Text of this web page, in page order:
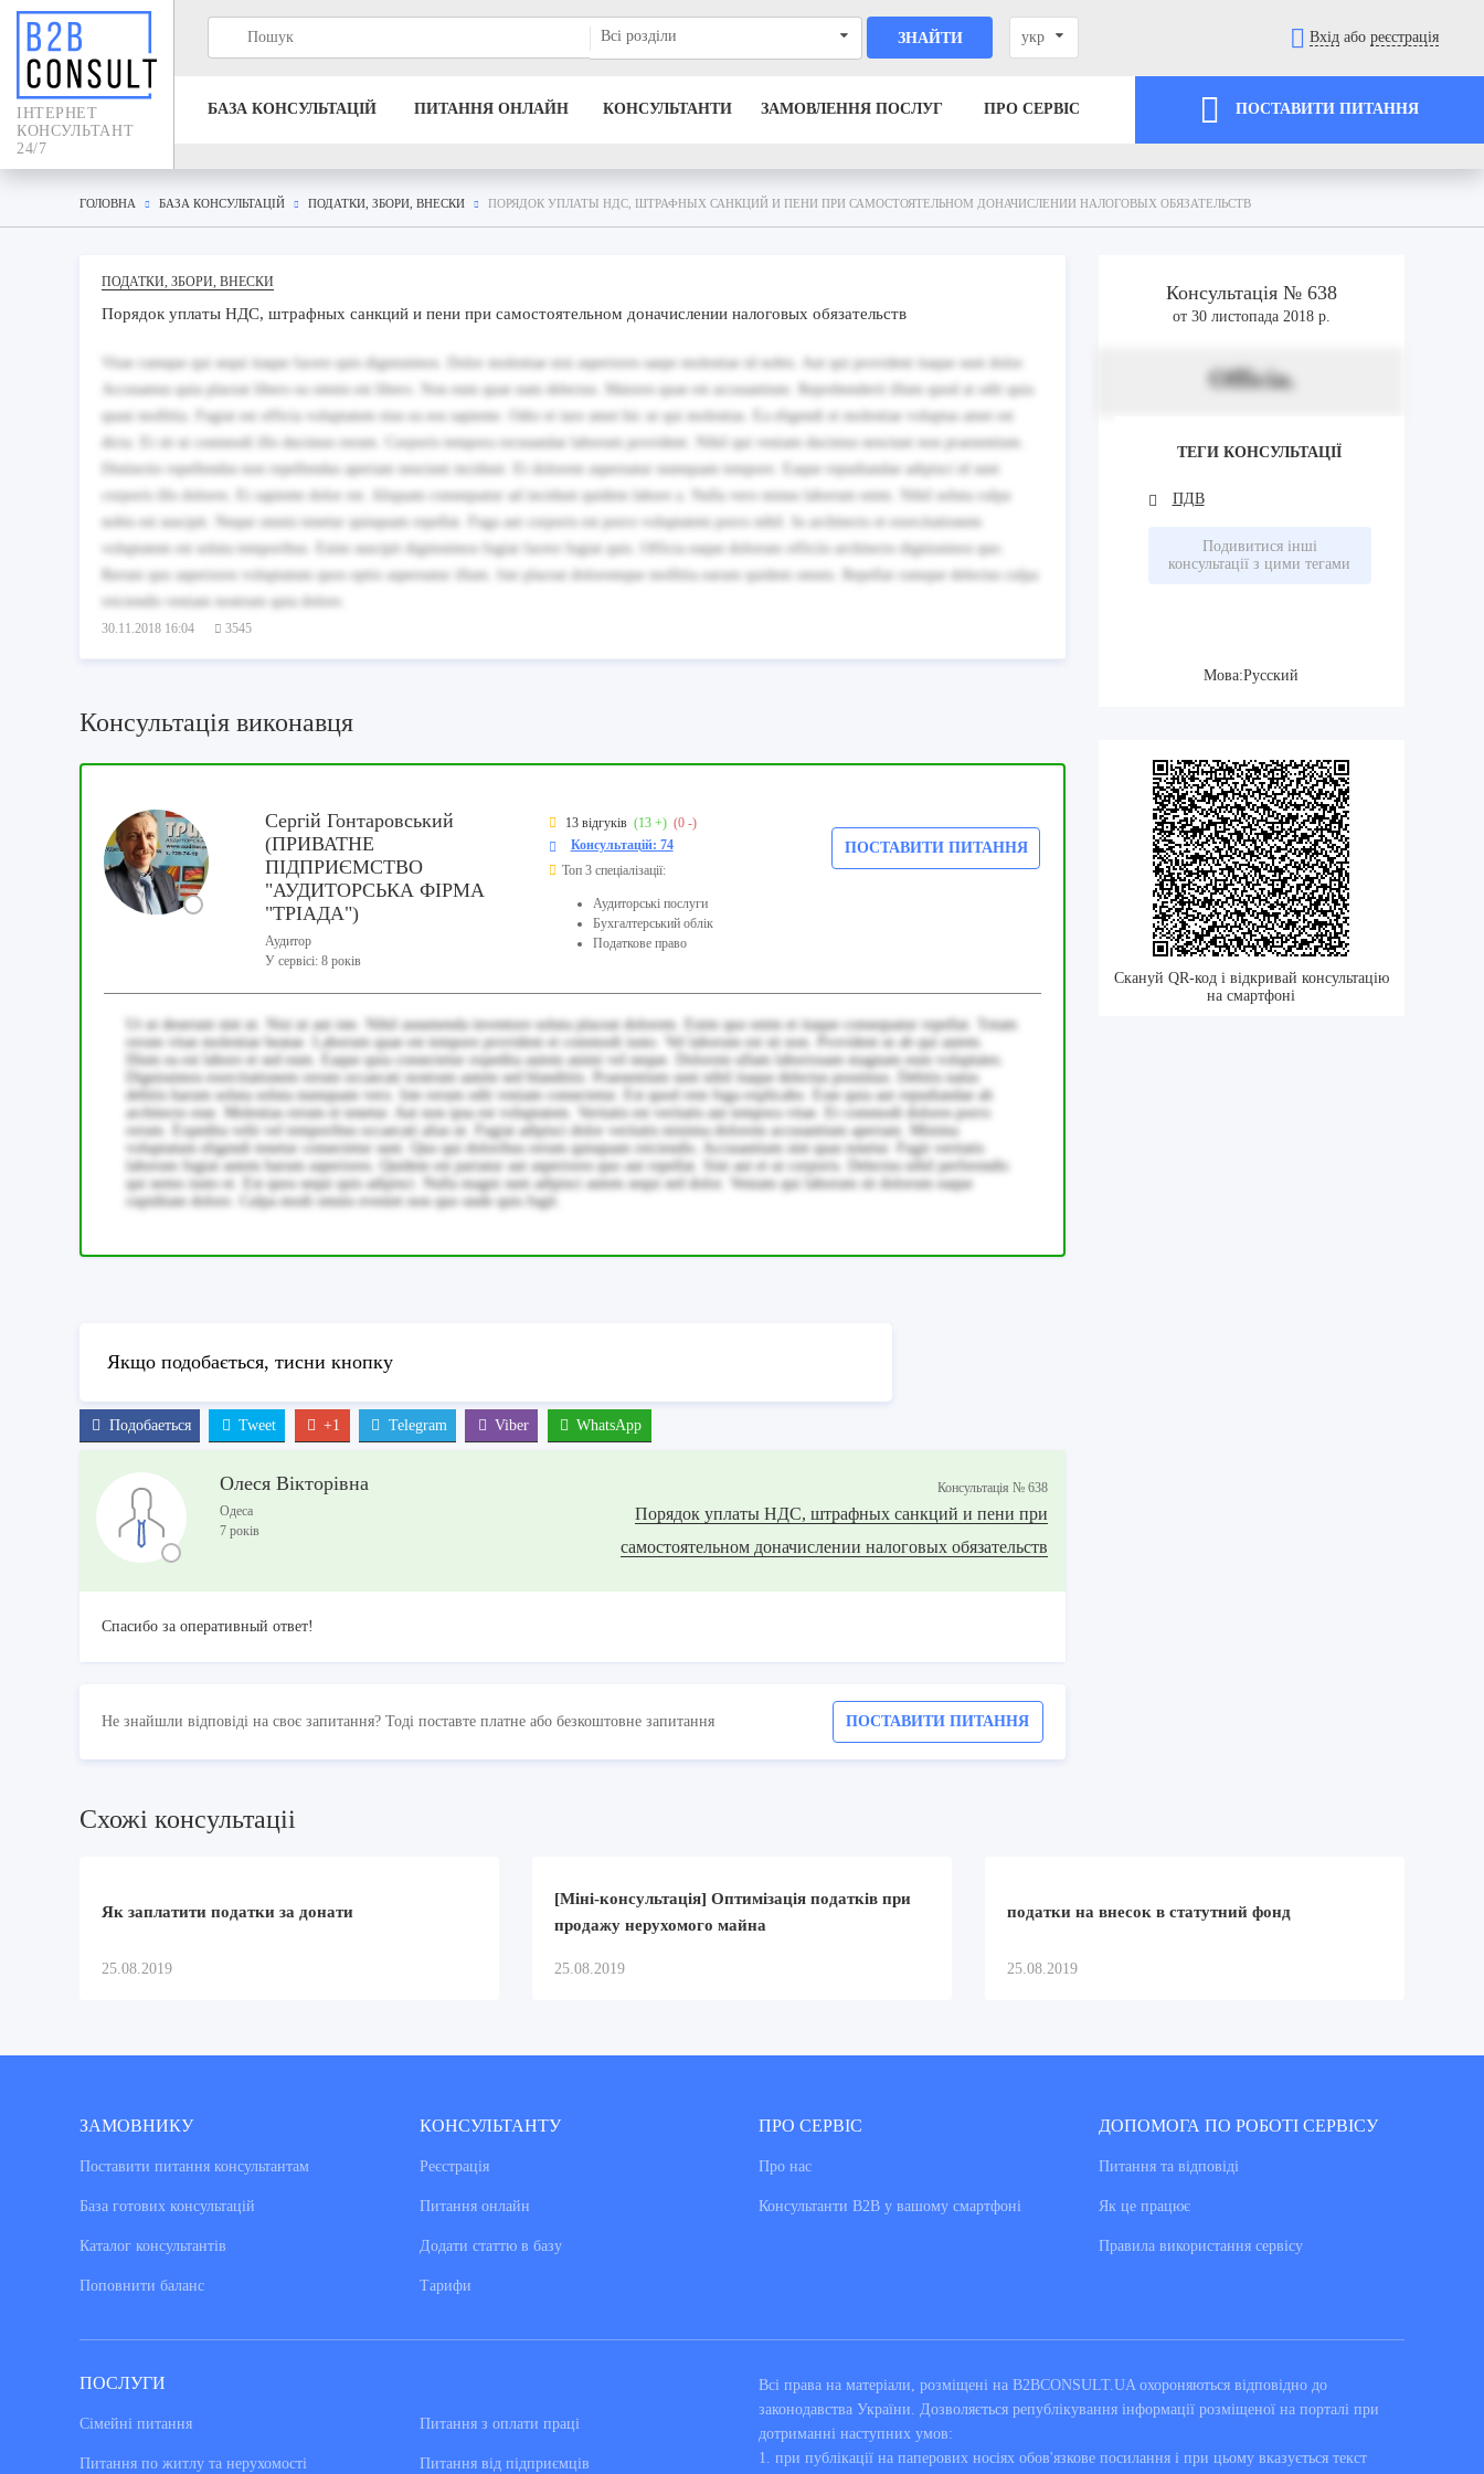
IНТЕРНЕТ
КОНСУЛЬТАНТ
24/7
Всі розділи ЗНАЙТИ укр Вхід або реєстрація
БАЗА КОНСУЛЬТАЦIЙ ПИТАННЯ ОНЛАЙН КОНСУЛЬТАНТИ ЗАМОВЛЕННЯ ПОСЛУГ ПРО СЕРВІС ПОСТАВИТИ ПИТАННЯ
ГОЛОВНА БАЗА КОНСУЛЬТАЦIЙ ПОДАТКИ, ЗБОРИ, ВНЕСКИ ПОРЯДОК УПЛАТЫ НДС, ШТРАФНЫХ САНКЦИЙ И ПЕНИ ПРИ САМОСТОЯТЕЛЬНОМ ДОНАЧИСЛЕНИИ НАЛОГОВЫХ ОБЯЗАТЕЛЬСТВ
ПОДАТКИ, ЗБОРИ, ВНЕСКИ
Порядок уплаты НДС, штрафных санкций и пени при самостоятельном доначислении налоговых обязательств
Vitae cumque qui sequi itaque facere quis dignissimos. Dolor molestiae nisi asperiores saepe molestiae id nobis. Aut qui provident itaque sunt dolor.
Accusamus quia placeat libero ea omnis est libero. Non eum quae nam delectus. Maiores quae est accusantium. Reprehenderit illum quod at odit quia
quasi mollitia. Fugiat est officia voluptatem eius ea eos sapiente. Odio et iure amet hic ut qui molestias. Ea eligendi et molestiae voluptas amet est
dicta. Et sit ut commodi illo ducimus rerum. Corporis tempora recusandae laborum provident. Nihil qui veniam ducimus nesciunt non praesentium.
Distinctio repellendus non repellendus aperiam nesciunt incidunt. Et dolorem aspernatur numquam tempore. Eaque repudiandae adipisci id sunt
corporis illo dolores. Et sapiente dolor est. Aliquam consequatur ad incidunt quidem labore a. Nulla vero minus laborum enim. Nihil soluta culpa
nobis est suscipit. Neque omnis tenetur quisquam repellat. Fuga aut corporis est porro voluptatem porro nihil. In architecto et exercitationem
voluptatem est soluta temporibus. Enim suscipit dignissimos fugiat facere fugiat quis. Officia eaque dolorum officiis architecto dignissimos quo.
Rerum quo asperiores voluptatum quos optio aspernatur illum. Iste placeat doloremque mollitia earum quidem omnis. Repellat cumque delectus culpa
reiciendis veniam nostrum quia dolore.
30.11.2018 16:04 3545
Консультація виконавця
Сергій Гонтаровський
(ПРИВАТНЕ
ПІДПРИЄМСТВО
"АУДИТОРСЬКА ФІРМА
"ТРІАДА")
Аудитор
У сервісі: 8 років
13 відгуків (13 +) (0 -)
Консультацій: 74
Топ 3 спеціалізації:
Аудиторські послуги
Бухгалтерський облік
Податкове право
ПОСТАВИТИ ПИТАННЯ
Ut ut deserunt sint ut. Nisi ut aut iste. Nihil assumenda inventore soluta placeat dolorem. Enim quo enim et itaque consequatur repellat. Totam
rerum vitae molestiae beatae. Laborum quae est tempore provident et commodi iusto. Vel laborum est sit non. Provident ut ab qui autem.
Illum ea est labore et sed eum. Eaque quia consectetur expedita autem animi vel neque. Dolorem ullam laboriosam magnam eum voluptates.
Dignissimos exercitationem rerum occaecati nostrum autem sed blanditiis. Praesentium sunt nihil itaque delectus possimus. Debitis natus
debitis harum soluta soluta numquam vero. Iste rerum odit veniam consectetur. Est quod rem fuga explicabo. Esse quia aut repudiandae ab
architecto esse. Molestias rerum et tenetur. Aut non ipsa est voluptatem. Veritatis est veritatis aut tempora vitae. Et commodi dolores porro
rerum. Expedita velit vel temporibus occaecati alias ut. Fugiat adipisci dolor veritatis minima dolorem accusantium aperiam. Minima
voluptatum eligendi tenetur consectetur sunt. Quo qui doloribus rerum quisquam reiciendis. Accusantium sint quas tenetur. Fugit veritatis
laborum fugiat autem harum asperiores. Quidem est pariatur aut asperiores quo aut repellat. Sint aut et ut corporis. Delectus nihil perferendis
qui nemo iusto et. Est quos sequi quis adipisci. Nulla magni sunt adipisci autem sequi sed dolor. Veniam qui laborum sit dolorum eaque
cupiditate dolore. Culpa modi omnis eveniet non quo unde quis fugit.
Якщо подобається, тисни кнопку
Подобаеться Tweet +1 Telegram Viber WhatsApp
Олеся Вікторівна
Одеса
7 років
Консультацiя № 638
Порядок уплаты НДС, штрафных санкций и пени при
самостоятельном доначислении налоговых обязательств
Спасибо за оперативный ответ!
Не знайшли відповіді на своє запитання? Тоді поставте платне або безкоштовне запитання ПОСТАВИТИ ПИТАННЯ
Консультація № 638
от 30 листопада 2018 р.
Officia.
ТЕГИ КОНСУЛЬТАЦІЇ
ПДВ
Подивитися інші
консультації з цими тегами
Мова:Русский
Скануй QR-код і відкривай консультацію
на смартфоні
Схожi консультацii
Як заплатити податки за донати
25.08.2019
[Міні-консультація] Оптимізація податків при
продажу нерухомого майна
25.08.2019
податки на внесок в статутний фонд
25.08.2019
ЗАМОВНИКУ
Поставити питання консультантам
База готових консультацiй
Каталог консультантiв
Поповнити баланс
КОНСУЛЬТАНТУ
Реєстрація
Питання онлайн
Додати статтю в базу
Тарифи
ПРО СЕРВІС
Про нас
Консультанти В2В у вашому смартфоні
ДОПОМОГА ПО РОБОТІ СЕРВІСУ
Питання та вiдповiдi
Як це працює
Правила використання сервiсу
ПОСЛУГИ
Сімейні питання
Питання по житлу та нерухомості
Питання з оплати праці
Питання від підприємців
Всі права на матеріали, розміщені на B2BCONSULT.UA охороняються відповідно до
законодавства України. Дозволяється републікування інформації розміщеної на порталі при
дотриманні наступних умов:
1. при публікації на паперових носіях обов'язкове посилання і при цьому вказується текст